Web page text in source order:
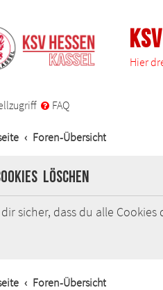
Hier
FAQ
Foren-Übersicht
löschen
sicher, dass du alle
Foren-Übersicht